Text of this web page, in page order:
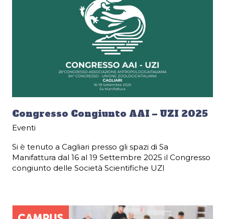
Congresso Congiunto AAI – UZI 2025
Eventi
Si è tenuto a Cagliari presso gli spazi di Sa
Manifattura dal 16 al 19 Settembre 2025 il Congresso
congiunto delle Società Scientifiche UZI